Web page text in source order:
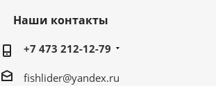
Наши контакты
+7 473 212-12-79
fishlider@yandex.ru